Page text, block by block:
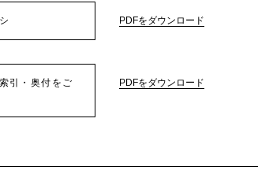
PDFをダウンロード
引・奥付をご
PDFをダウンロード